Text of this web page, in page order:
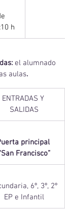
h
el alumnado
aulas.
ENTRADAS Y
SALIDAS
principal
Francisco”
6º, 3º, 2º
EP e Infantil